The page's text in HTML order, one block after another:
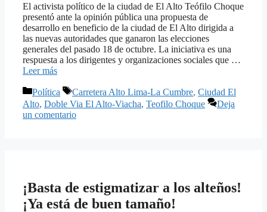
El activista político de la ciudad de El Alto Teófilo Choque
presentó ante la opinión pública una propuesta de
desarrollo en beneficio de la ciudad de El Alto dirigida a
las nuevas autoridades que ganaron las elecciones
generales del pasado 18 de octubre. La iniciativa es una
respuesta a los dirigentes y organizaciones sociales que …
Leer más
Categorías
Política Etiquetas
Carretera Alto Lima-La Cumbre, Ciudad El
Alto, Doble Via El Alto-Viacha, Teofilo Choque
Deja
un comentario
¡Basta de estigmatizar a los alteños!
¡Ya está de buen tamaño!